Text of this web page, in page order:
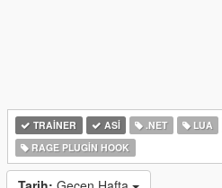
TRAINER ASI .NET LUA
RAGE PLUGIN HOOK